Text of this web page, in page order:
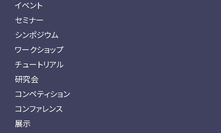
イベント
セミナー
シンポジウム
ワークショップ
チュートリアル
研究会
コンペティション
コンファレンス
展示